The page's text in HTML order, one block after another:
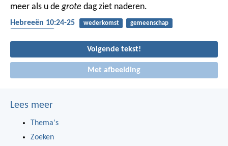
meer als u de grote dag ziet naderen.
Hebreeën 10:24-25 wederkomst
gemeenschap
Volgende tekst!
Met afbeelding
Lees meer
Thema's
Zoeken